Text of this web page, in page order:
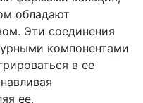
обладают
Эти соединения
компонентами
в ее
ее.